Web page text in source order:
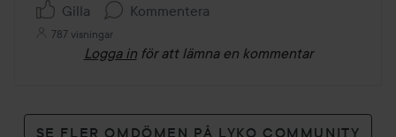
Gilla Kommentera
787 visningar
Logga in för att lämna en kommentar
SE FLER OMDÖMEN PÅ LYKO COMMUNITY